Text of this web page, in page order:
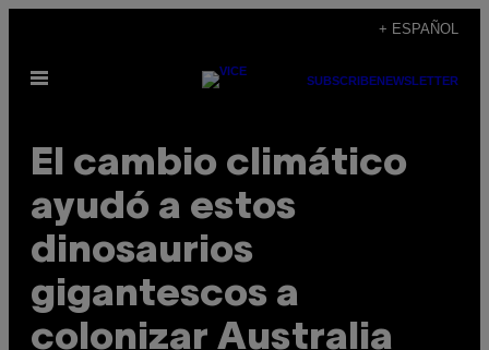
contenido
+ ESPAÑOL
Abrir
SUBSCRIBENEWSLETTER
El cambio climático
ayudó a estos
dinosaurios
gigantescos a
colonizar Australia